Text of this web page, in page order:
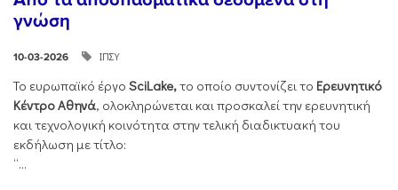
γνώση
10-03-2026 ΙΠΣΥ
Το ευρωπαϊκό έργο SciLake,το οποίο συντονίζει το Ερευνητικό
Κέντρο Αθηνά, ολοκληρώνεται και προσκαλεί την ερευνητική
και τεχνολογική κοινότητα στην τελική διαδικτυακή του
εκδήλωση με τίτλο:
“...